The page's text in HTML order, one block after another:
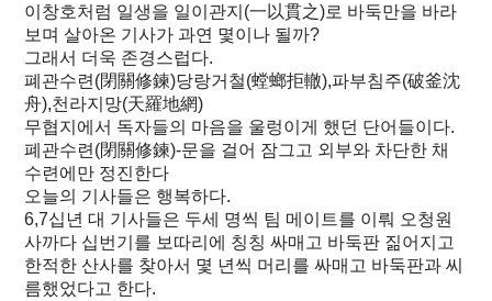
이창호처럼 일생을 일이관지(一以貫之)로 바둑만을 바라
보며 살아온 기사가 과연 몇이나 될까?
그래서 더욱 존경스럽다.
폐관수련(閉關修鍊)당랑거철(螳螂拒轍),파부침주(破釜沈
舟),천라지망(天羅地網)
무협지에서 독자들의 마음을 울렁이게 했던 단어들이다.
폐관수련(閉關修鍊)-문을 걸어 잠그고 외부와 차단한 채
수련에만 정진한다
오늘의 기사들은 행복하다.
6,7십년 대 기사들은 두세 명씩 팀 메이트를 이뤄 오청원
사까다 십번기를 보따리에 칭칭 싸매고 바둑판 짊어지고
한적한 산사를 찾아서 몇 년씩 머리를 싸매고 바둑판과 씨
름했었다고 한다.